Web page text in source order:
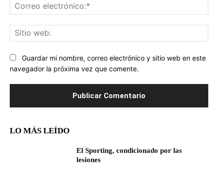
Guardar mi nombre, correo electrónico y sitio web en este
navegador la próxima vez que comente.
LO MÁS LEÍDO
El Sporting, condicionado por las
lesiones